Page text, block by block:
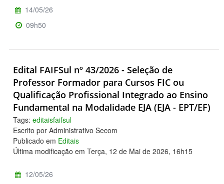
14/05/26
09h50
Edital FAIFSul nº 43/2026 - Seleção de
Professor Formador para Cursos FIC ou
Qualificação Profissional Integrado ao Ensino
Fundamental na Modalidade EJA (EJA - EPT/EF)
Tags: editaisfaifsul
Escrito por Administrativo Secom
Publicado em Editais
Última modificação em Terça, 12 de Mai de 2026, 16h15
12/05/26